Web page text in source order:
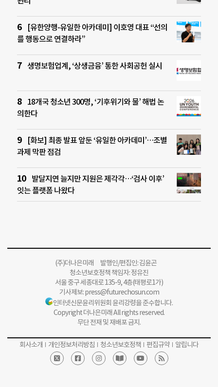
[유한양행-유일한 아카데미] 이호영 대표 “선의
를 행동으로 연결하라”
생명보험업계, ‘상생금융’ 통한 사회공헌 실시
18개국 청소년 300명, ‘기후위기와 물’ 해법 논
의한다
[화보] 최종 발표 앞둔 ‘유일한 아카데미’…조별
과제 막판 점검
발달지연 늘지만 지원은 제각각…‘검사 이후’
잇는 플랫폼 나왔다
(주)더나은미래 발행인/편집인: 김윤곤
청소년보호정책 책임자: 정유진
서울 중구 세종대로 135-9, 4층(태평로1가)
기사제보:press@futurechosun.com
인터넷신문윤리위원회 윤리강령을 준수합니다.
Copyright 더나은미래 All rights reserved.
무단 전재 및 재배포 금지.
회사소개 개인정보처리방침 청소년보호정책 편집규약 알립니다